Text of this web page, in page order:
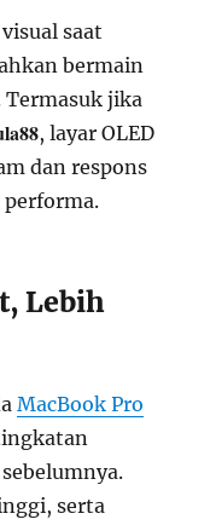
saat
bermain
Termasuk jika
, layar OLED
dan respons
performa.
Lebih
MacBook Pro
serta